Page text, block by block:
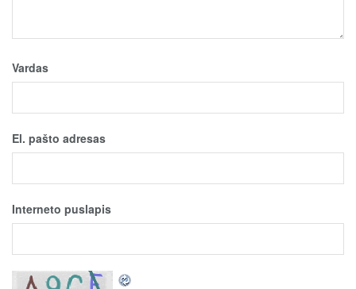
Vardas
El. pašto adresas
Interneto puslapis